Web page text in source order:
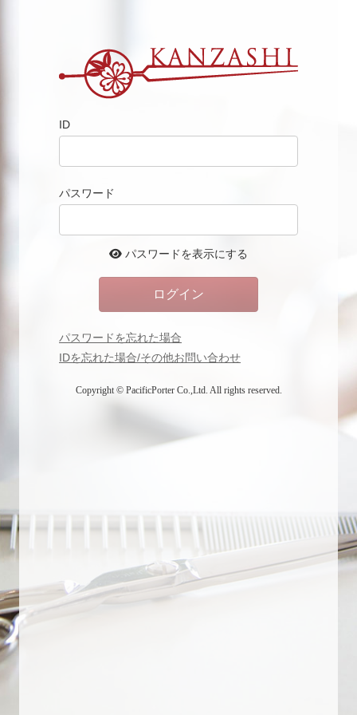
ID
パスワード
パスワードを表示にする
パスワードを忘れた場合
IDを忘れた場合/その他お問い合わせ
Copyright © PacificPorter Co.,Ltd. All rights reserved.